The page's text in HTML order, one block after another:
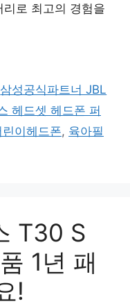
로 최고의 경험을
삼성공식파트너 JBL
헤드셋 헤드폰 퍼
린이헤드폰, 육아필
T30 S
1년 패
!